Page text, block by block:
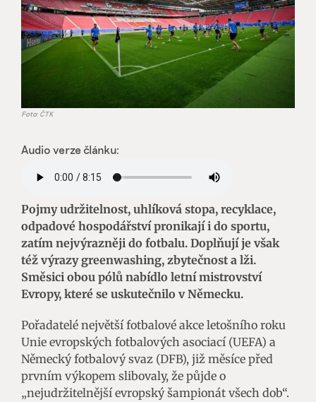
Foto: ČTK
Audio verze článku:
Pojmy udržitelnost, uhlíková stopa, recyklace,
odpadové hospodářství pronikají i do sportu,
zatím nejvýrazněji do fotbalu. Doplňují je však
též výrazy greenwashing, zbytečnost a lži.
Směsici obou pólů nabídlo letní mistrovství
Evropy, které se uskutečnilo v Německu.
Pořadatelé největší fotbalové akce letošního roku
Unie evropských fotbalových asociací (UEFA) a
Německý fotbalový svaz (DFB), již měsíce před
prvním výkopem slibovaly, že půjde o
„nejudržitelnější evropský šampionát všech dob“.